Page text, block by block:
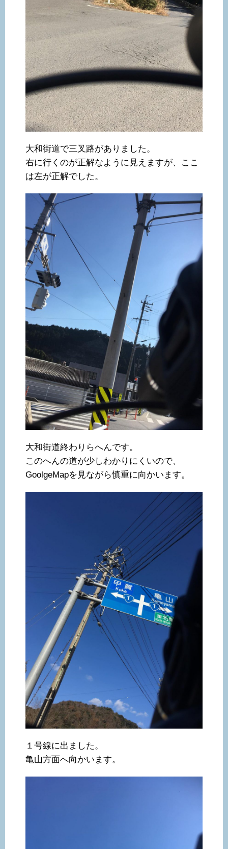
大和街道で三叉路がありました。
右に行くのが正解なように見えますが、ここ
は左が正解でした。
大和街道終わりらへんです。
このへんの道が少しわかりにくいので、
GoolgeMapを見ながら慎重に向かいます。
１号線に出ました。
亀山方面へ向かいます。